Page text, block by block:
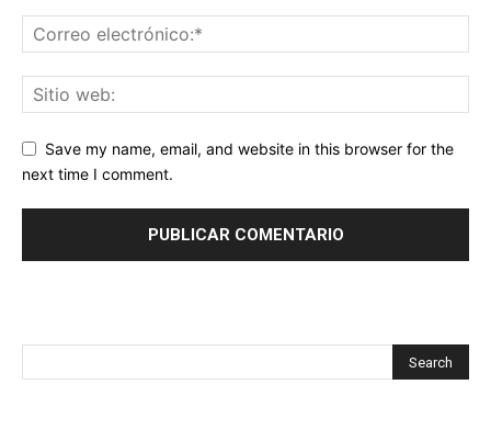
Save my name, email, and website in this browser for the
next time I comment.